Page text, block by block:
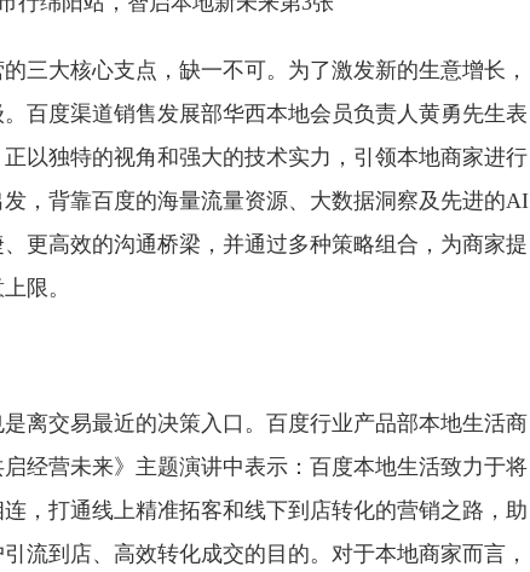
三大核心支点，缺一不可。为了激发新的生意增长，
百度渠道销售发展部华西本地会员负责人黄勇先生表
以独特的视角和强大的技术实力，引领本地商家进行
，背靠百度的海量流量资源、大数据洞察及先进的AI
更高效的沟通桥梁，并通过多种策略组合，为商家提
限。
离交易最近的决策入口。百度行业产品部本地生活商
经营未来》主题演讲中表示：百度本地生活致力于将
，打通线上精准拓客和线下到店转化的营销之路，助
流到店、高效转化成交的目的。对于本地商家而言，